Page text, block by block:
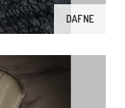
DAFNE